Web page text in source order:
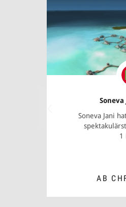
Soneva Jani
1
AB